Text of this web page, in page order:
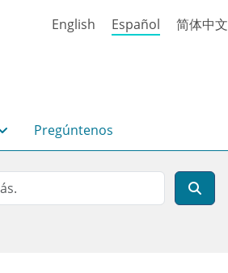
English Español 简体中文
Pregúntenos